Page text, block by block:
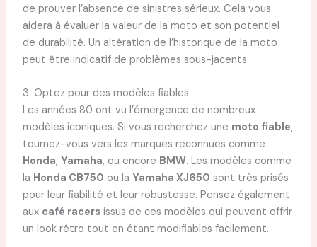
de prouver l’absence de sinistres sérieux. Cela vous
aidera à évaluer la valeur de la moto et son potentiel
de durabilité. Un altération de l’historique de la moto
peut être indicatif de problèmes sous-jacents.
3. Optez pour des modèles fiables
Les années 80 ont vu l’émergence de nombreux
modèles iconiques. Si vous recherchez une moto fiable,
tournez-vous vers les marques reconnues comme
Honda, Yamaha, ou encore BMW. Les modèles comme
la Honda CB750 ou la Yamaha XJ650 sont très prisés
pour leur fiabilité et leur robustesse. Pensez également
aux café racersissus de ces modèles qui peuvent offrir
un look rétro tout en étant modifiables facilement.